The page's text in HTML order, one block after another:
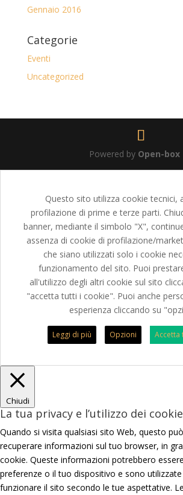
Gennaio 2016
Categorie
Eventi
Uncategorized
Powered by Open-box
Questo sito utilizza cookie tecnici,
profilazione di prime e terze parti.
banner, mediante il simbolo "X",
assenza di cookie di profilazione/
che siano utilizzati solo i cookie
funzionamento del sito. Puoi
all'utilizzo degli altri cookie sul sito
"accetta tutti i cookie". Puoi anche
esperienza cliccando su
Leggi di più Opzioni Accetta
Chiudi
La tua privacy e l’utilizzo dei cookie
Quando si visita qualsiasi sito Web, questo
recuperare informazioni sul tuo browser, in
cookie. Queste informazioni potrebbero
preferenze o il tuo dispositivo e sono
funzionare il sito secondo le tue aspettative.